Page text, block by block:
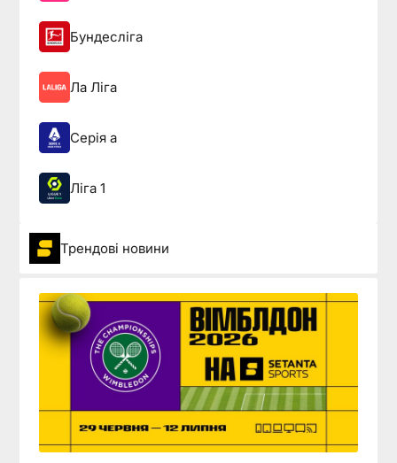
Бундесліга
Ла Ліга
Серія а
Ліга 1
Трендові новини